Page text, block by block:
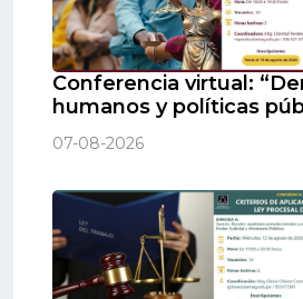
Conferencia virtual:
humanos y políticas
07-08-2026